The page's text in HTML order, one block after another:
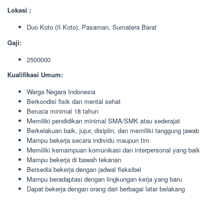
Lokasi :
Duo Koto (II Koto), Pasaman, Sumatera Barat
Gaji:
2500000
Kualifikasi Umum:
Warga Negara Indonesia
Berkondisi fisik dan mental sehat
Berusia minimal 18 tahun
Memiliki pendidikan minimal SMA/SMK atau sederajat
Berkelakuan baik, jujur, disiplin, dan memiliki tanggung jawab
Mampu bekerja secara individu maupun tim
Memiliki kemampuan komunikasi dan interpersonal yang baik
Mampu bekerja di bawah tekanan
Bersedia bekerja dengan jadwal fleksibel
Mampu beradaptasi dengan lingkungan kerja yang baru
Dapat bekerja dengan orang dari berbagai latar belakang